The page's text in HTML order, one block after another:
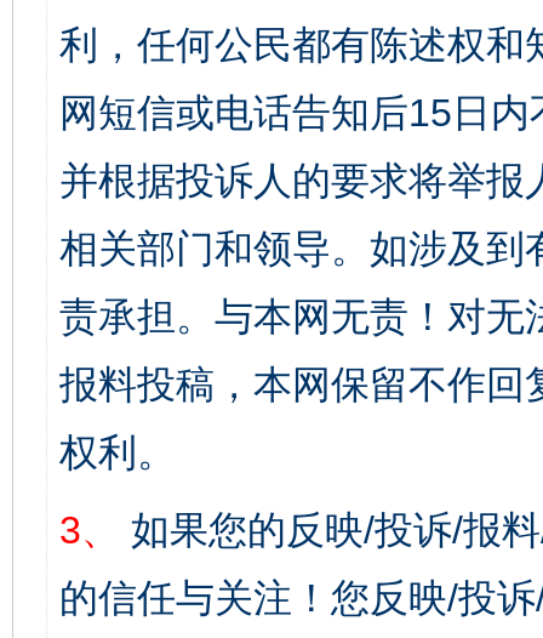
利，任何公民都有陈述权
网短信或电话告知后15日
并根据投诉人的要求将举
相关部门和领导。如涉及
责承担。与本网无责！对
报料投稿，本网保留不作
权利。
3、
如果您的反映/投诉/报
的信任与关注！您反映/投